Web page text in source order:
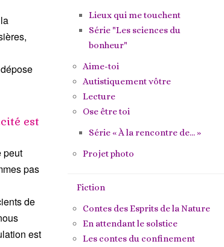
est
peut
pas
de
est
Lieux qui me touchent
Série "Les sciences du
bonheur"
Aime-toi
Autistiquement vôtre
Lecture
Ose être toi
Série « À la rencontre de… »
Projet photo
Fiction
Contes des Esprits de la Nature
En attendant le solstice
Les contes du confinement